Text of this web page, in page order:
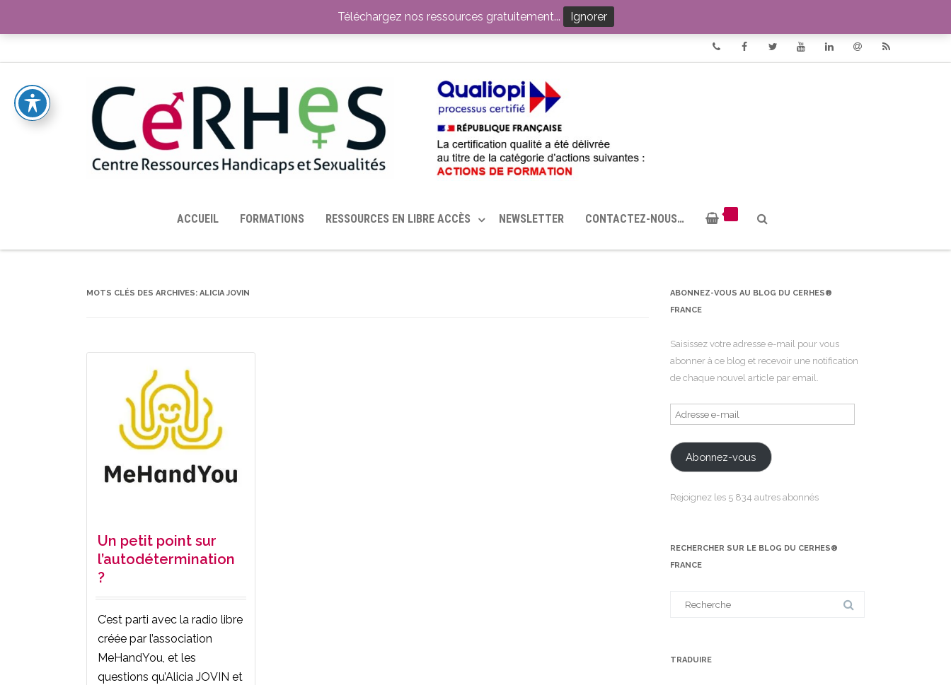
TOUTES LES RESSOURCES MISES À DISPOSITION PAR LE CERHES® FRANCE OUTILS EN SANTÉ SEXUELLE
ACCUEIL FORMATIONS RESSOURCES EN LIBRE ACCÈS NEWSLETTER CONTACTEZ-NOUS…
MOTS CLÉS DES ARCHIVES: ALICIA JOVIN
Un petit point sur
l’autodétermination
?
C’est parti avec la radio libre
créée par l’association
MeHandYou, et les
questions qu’Alicia JOVIN et
ABONNEZ-VOUS AU BLOG DU CERHES®
FRANCE
Saisissez votre adresse e-mail pour vous
abonner à ce blog et recevoir une notification
de chaque nouvel article par email.
Adresse
e-
mail
Abonnez-vous
Rejoignez les 5 834 autres abonnés
RECHERCHER SUR LE BLOG DU CERHES®
FRANCE
TRADUIRE
Téléchargez nos ressources gratuitement... Ignorer